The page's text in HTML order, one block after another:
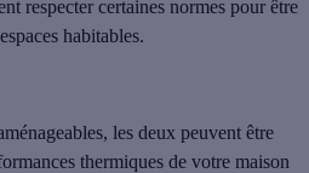
respecter certaines normes pour être
habitables.
les deux peuvent être
thermiques de votre maison